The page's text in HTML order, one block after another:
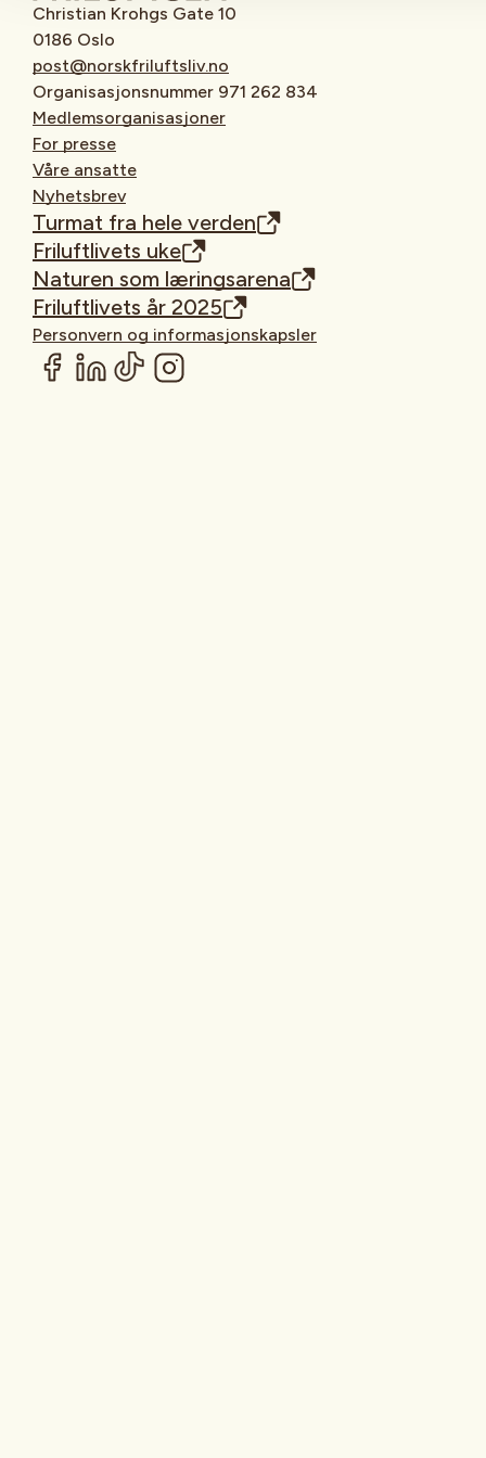
Christian Krohgs Gate 10
0186 Oslo
post@norskfriluftsliv.no
Organisasjonsnummer 971 262 834
Medlemsorganisasjoner
For presse
Våre ansatte
Nyhetsbrev
Turmat fra hele verden
Friluftlivets uke
Naturen som læringsarena
Friluftlivets år 2025
Personvern og informasjonskapsler